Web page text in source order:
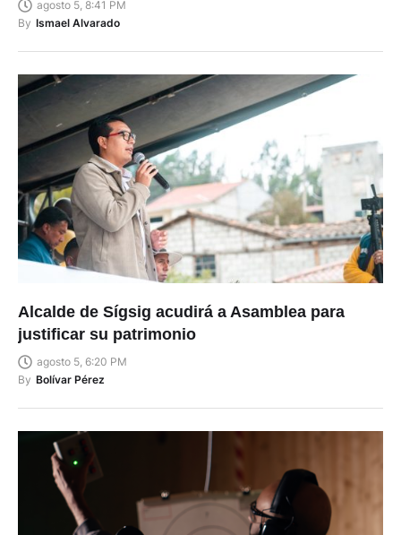
agosto 5, 8:41 PM
By Ismael Alvarado
Alcalde de Sígsig acudirá a Asamblea para
justificar su patrimonio
agosto 5, 6:20 PM
By Bolívar Pérez